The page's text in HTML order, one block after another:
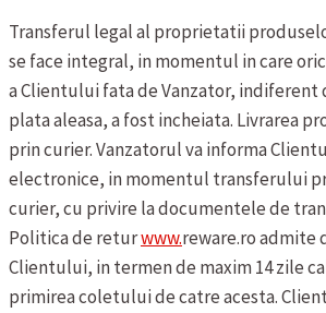
Transferul legal al proprietatii
se face integral, in momentul in care
a Clientului fata de Vanzator, indiferent
plata aleasa, a fost incheiata. Livrarea
prin curier. Vanzatorul va informa
electronice, in momentul transferului
curier, cu privire la documentele de
Politica de returwww.reware.ro
Clientului, in termen de maxim 14 zile
primirea coletului de catre acesta.